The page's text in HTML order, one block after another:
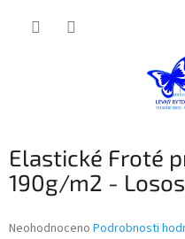
Elastické Froté
190g/m2 -
Průměrné
Neohodnoceno Podrobnosti